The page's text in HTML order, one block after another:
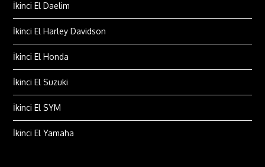
İkinci El Daelim
İkinci El Harley Davidson
İkinci El Honda
İkinci El Suzuki
İkinci El SYM
İkinci El Yamaha